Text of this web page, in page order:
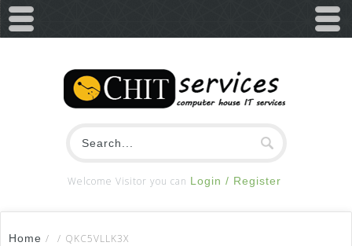
Welcome Visitor you can Login / Register
Home / / QKC5VLLK3X